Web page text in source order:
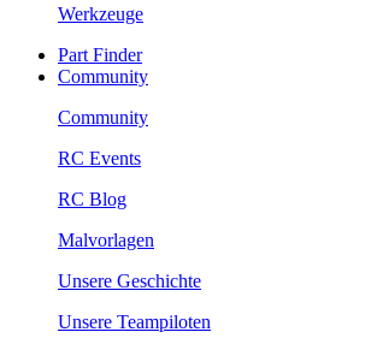
Werkzeuge
Part Finder
Community
Community
RC Events
RC Blog
Malvorlagen
Unsere Geschichte
Unsere Teampiloten